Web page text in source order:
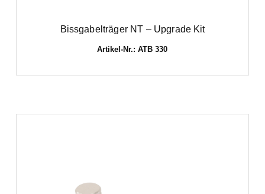
Bissgabelträger NT – Upgrade Kit
Artikel-Nr.: ATB 330